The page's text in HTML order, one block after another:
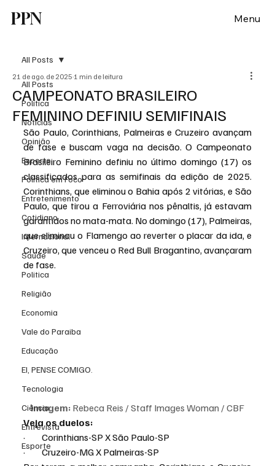
PPN Menu
All Posts
Política
Notícias
Opinião
Esporte
Politica em Foco
Entretenimento
Cotidiano
Internacional
Saúde
Politica
Religião
Economia
Vale do Paraiba
Educação
EI, PENSE COMIGO.
Tecnologia
Ciência
Entrevista
Esporte
All Posts
CAMPEONATO BRASILEIRO
FEMININO DEFINIU SEMIFINAIS
21 de ago. de 2025 1 min de leitura
São Paulo, Corinthians, Palmeiras e Cruzeiro avançam
de fase e buscam vaga na decisão. O Campeonato
Brasileiro Feminino definiu no último domingo (17) os
classificados para as semifinais da edição de 2025.
Corinthians, que eliminou o Bahia após 2 vitórias, e São
Paulo, que tirou a Ferroviária nos pênaltis, já estavam
garantidos no mata-mata. No domingo (17), Palmeiras,
que eliminou o Flamengo ao reverter o placar da ida, e
Cruzeiro, que venceu o Red Bull Bragantino, avançaram
de fase.
Imagem: Rebeca Reis / Staff Images Woman / CBF
Veja os duelos:
·         Corinthians-SP X São Paulo-SP
·         Cruzeiro-MG X Palmeiras-SP